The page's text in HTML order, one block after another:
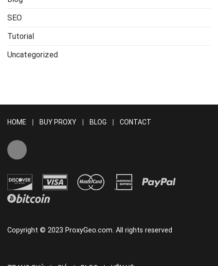
SEO
Tutorial
Uncategorized
HOME BUY PROXY BLOG CONTACT
Copyright © 2023 ProxyGeo.com. All rights reserved